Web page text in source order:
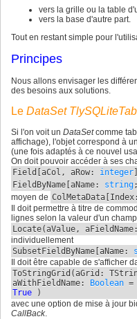
vers la grille ou la table
vers la base d'autre part.
Tout en restant simple pour
Principes
Nous allons envisager les
des besoins aux solutions.
Le DataSet
Si l'on voit un DataSetcomme
affichage), l'objet correspond à
(une fois adaptés à ce nouvel
On doit pouvoir accéder à ses
Field [aCol, aRow: integer]
FieldByName [aName: string
moyen de ColMetaData [
Il doit permettre à titre de
lignes selon la valeur d'un champ
Locate(aValue,
individuellement
SubsetFieldByName [aName:
Il doit être capable de s'afficher
ToStringGrid (aGrid:
aWithFieldName: Boolean =
True
)
avec une option de mise à jour
CallBack.